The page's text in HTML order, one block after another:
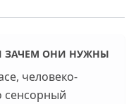
ЗАЧЕМ ОНИ НУЖНЫ
человеко-
сенсорный